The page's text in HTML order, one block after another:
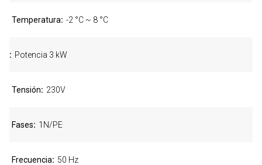
Temperatura -2 °C ~ 8 °C
Potencia 3 kW
Tensión 230V
Fases 1N/PE
Frecuencia 50 Hz